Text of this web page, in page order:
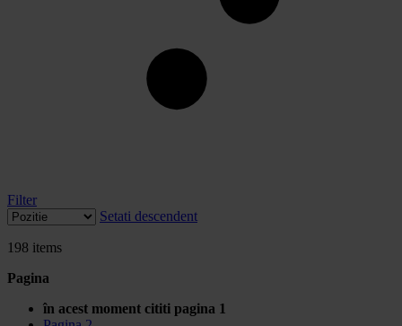
Filter
Setati descendent
198 items
Pagina
în acest moment cititi pagina 1